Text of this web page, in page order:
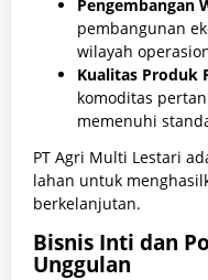
Pengembangan
pembangunan
wilayah
Kualitas Produk
komoditas
memenuhi
PT Agri Multi Lestari
lahan untuk
berkelanjutan.
Bisnis Inti dan
Unggulan